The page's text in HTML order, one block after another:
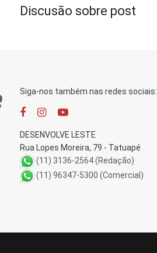
Discusão sobre post
Siga-nos também nas redes sociais:
DESENVOLVE LESTE
Rua Lopes Moreira, 79 - Tatuapé
(11) 3136-2564 (Redação)
(11) 96347-5300 (Comercial)